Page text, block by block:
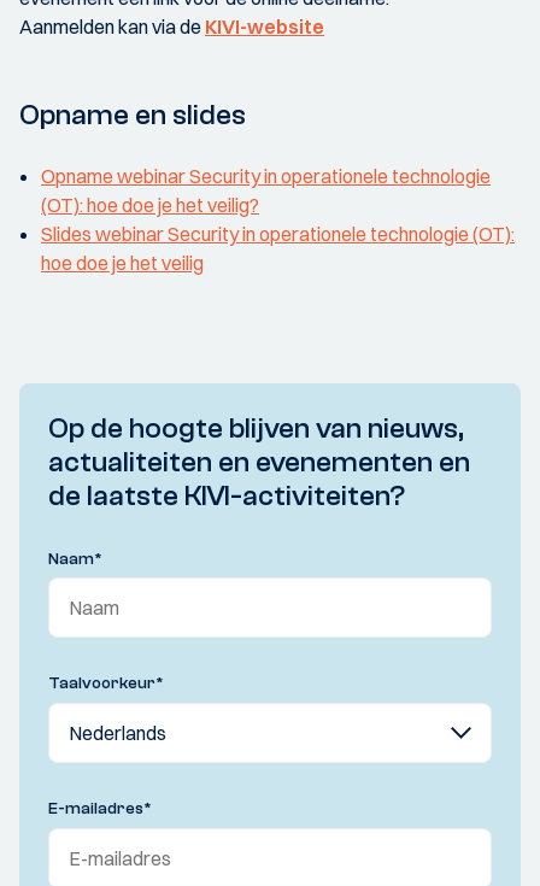
Aanmelden kan via de KIVI-website
Opname en slides
Opname webinar Security in operationele technologie
(OT): hoe doe je het veilig?
Slides webinar Security in operationele technologie (OT):
hoe doe je het veilig
Op de hoogte blijven van nieuws,
actualiteiten en evenementen en
de laatste KIVI-activiteiten?
Naam*
Taalvoorkeur*
E-mailadres*